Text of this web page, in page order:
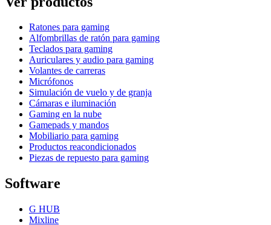
Ratones para gaming
Alfombrillas de ratón para gaming
Teclados para gaming
Auriculares y audio para gaming
Volantes de carreras
Micrófonos
Simulación de vuelo y de granja
Cámaras e iluminación
Gaming en la nube
Gamepads y mandos
Mobiliario para gaming
Productos reacondicionados
Piezas de repuesto para gaming
Software
G HUB
Mixline